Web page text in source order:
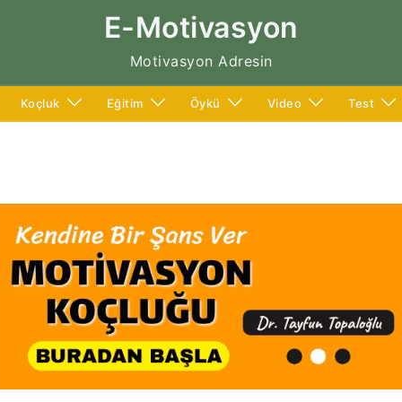
E-Motivasyon
Motivasyon Adresin
Koçluk Eğitim Öykü Video Test